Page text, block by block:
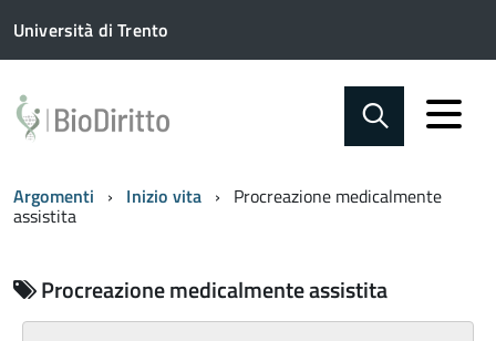
Università di Trento
Argomenti Inizio vita Procreazione medicalmente
assistita
Procreazione medicalmente assistita